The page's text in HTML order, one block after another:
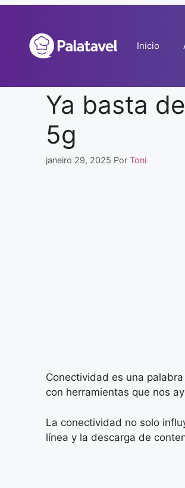
conteúdo
Início
Ya basta
5g
janeiro 29, 2025 Por Toni
Conectividad es una
con herramientas que nos
La conectividad no solo
línea y la descarga de